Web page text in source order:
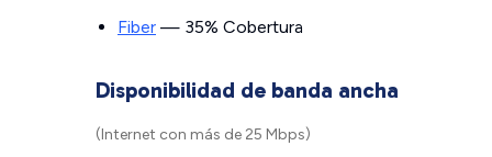
Fiber — 35% Cobertura
Disponibilidad de banda ancha
(Internet con más de 25 Mbps)